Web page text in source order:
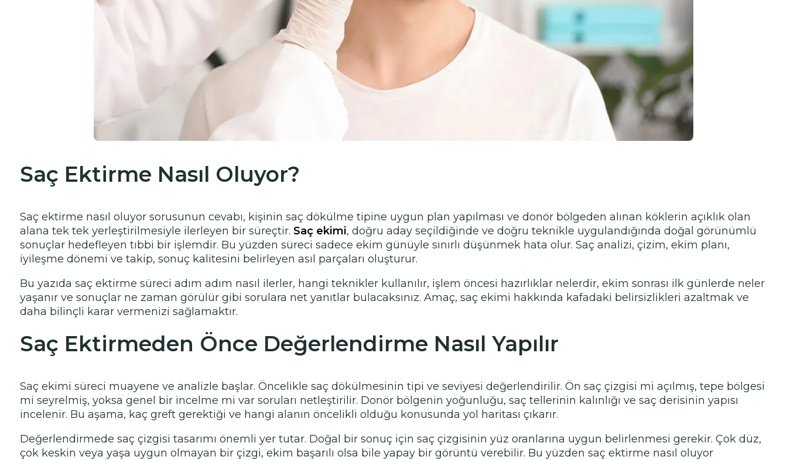
Saç Ektirme Nasıl Oluyor?
Saç ektirme nasıl oluyor sorusunun cevabı, kişinin saç dökülme tipine uygun plan yapılması ve donör bölgeden alınan köklerin açıklık olan
alana tek tek yerleştirilmesiyle ilerleyen bir süreçtir. Saç ekimi, doğru aday seçildiğinde ve doğru teknikle uygulandığında doğal görünümlü
sonuçlar hedefleyen tıbbi bir işlemdir. Bu yüzden süreci sadece ekim günüyle sınırlı düşünmek hata olur. Saç analizi, çizim, ekim planı,
iyileşme dönemi ve takip, sonuç kalitesini belirleyen asıl parçaları oluşturur.
Bu yazıda saç ektirme süreci adım adım nasıl ilerler, hangi teknikler kullanılır, işlem öncesi hazırlıklar nelerdir, ekim sonrası ilk günlerde neler
yaşanır ve sonuçlar ne zaman görülür gibi sorulara net yanıtlar bulacaksınız. Amaç, saç ekimi hakkında kafadaki belirsizlikleri azaltmak ve
daha bilinçli karar vermenizi sağlamaktır.
Saç Ektirmeden Önce Değerlendirme Nasıl Yapılır
Saç ekimi süreci muayene ve analizle başlar. Öncelikle saç dökülmesinin tipi ve seviyesi değerlendirilir. Ön saç çizgisi mi açılmış, tepe bölgesi
mi seyrelmiş, yoksa genel bir incelme mi var soruları netleştirilir. Donör bölgenin yoğunluğu, saç tellerinin kalınlığı ve saç derisinin yapısı
incelenir. Bu aşama, kaç greft gerektiği ve hangi alanın öncelikli olduğu konusunda yol haritası çıkarır.
Değerlendirmede saç çizgisi tasarımı önemli yer tutar. Doğal bir sonuç için saç çizgisinin yüz oranlarına uygun belirlenmesi gerekir. Çok düz,
çok keskin veya yaşa uygun olmayan bir çizgi, ekim başarılı olsa bile yapay bir görüntü verebilir. Bu yüzden saç ektirme nasıl oluyor